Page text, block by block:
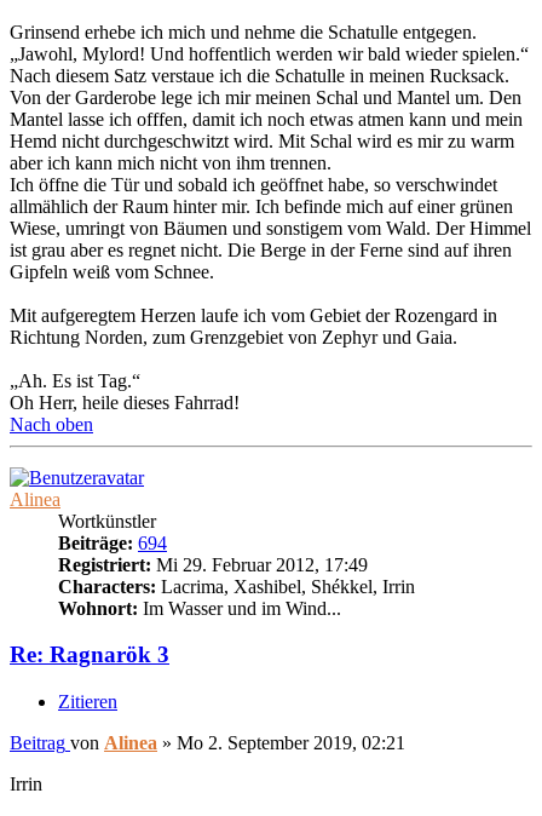
Grinsend erhebe ich mich und nehme die Schatulle entgegen.
„Jawohl, Mylord! Und hoffentlich werden wir bald wieder spielen.“
Nach diesem Satz verstaue ich die Schatulle in meinen Rucksack.
Von der Garderobe lege ich mir meinen Schal und Mantel um. Den
Mantel lasse ich offfen, damit ich noch etwas atmen kann und mein
Hemd nicht durchgeschwitzt wird. Mit Schal wird es mir zu warm
aber ich kann mich nicht von ihm trennen.
Ich öffne die Tür und sobald ich geöffnet habe, so verschwindet
allmählich der Raum hinter mir. Ich befinde mich auf einer grünen
Wiese, umringt von Bäumen und sonstigem vom Wald. Der Himmel
ist grau aber es regnet nicht. Die Berge in der Ferne sind auf ihren
Gipfeln weiß vom Schnee.
Mit aufgeregtem Herzen laufe ich vom Gebiet der Rozengard in
Richtung Norden, zum Grenzgebiet von Zephyr und Gaia.
„Ah. Es ist Tag.“
Oh Herr, heile dieses Fahrrad!
Nach oben
Alinea
Wortkünstler
Beiträge: 694
Registriert: Mi 29. Februar 2012, 17:49
Characters: Lacrima, Xashibel, Shékkel, Irrin
Wohnort: Im Wasser und im Wind...
Re: Ragnarök 3
Zitieren
Beitrag von Alinea » Mo 2. September 2019, 02:21
Irrin